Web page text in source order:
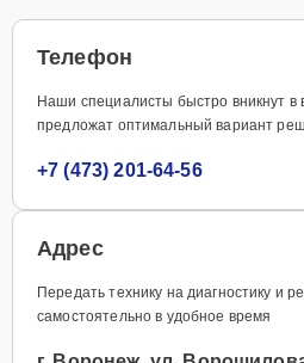
Телефон
Наши специалисты быстро вникнут в
предложат оптимальный вариант
+7 (473) 201-64-56
Адрес
Передать технику на диагностику и
самостоятельно в удобное время